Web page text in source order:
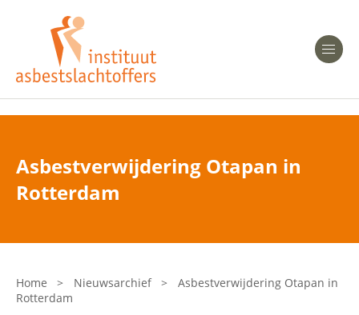
Heeft u Mesothelioom?
Heeft u Asbestose?
Bent u arts?
Asbest en Gezondheid
Laatste nieuws
Onze organisatie
Asbestverwijdering Otapan in
Rotterdam
Home > Nieuwsarchief >
Asbestverwijdering Otapan in
Rotterdam